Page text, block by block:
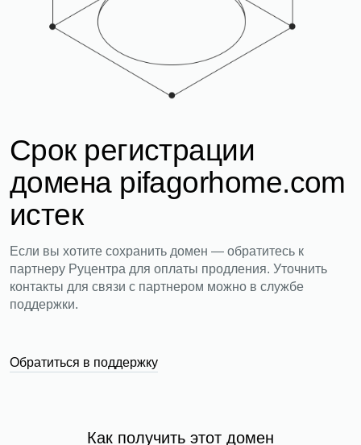
Срок регистрации
домена pifagorhome.com
истек
Если вы хотите сохранить домен — обратитесь к
партнеру Руцентра для оплаты продления. Уточнить
контакты для связи с партнером можно в службе
поддержки.
Обратиться в поддержку
Как получить этот домен